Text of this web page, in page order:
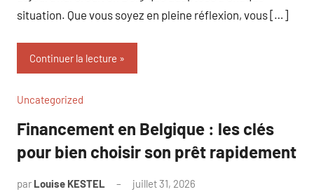
situation. Que vous soyez en pleine réflexion, vous […]
Continuer la lecture
Uncategorized
Financement en Belgique : les clés
pour bien choisir son prêt rapidement
par Louise KESTEL juillet 31, 2026